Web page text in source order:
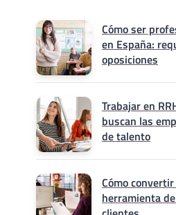
Cómo ser
en España:
oposiciones
Trabajar en
buscan las
de talento
Cómo
herramienta